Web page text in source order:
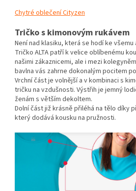
Chytré oblečení Cityzen
Tričko s kimonovým rukávem
Není nad klasiku, která se hodí ke
Tričko ALTA patří k velice oblíbenému
našimi zákaznicemi, ale i mezi
bavlna vás zahrne dokonalým pocitem
Vrchní část je volnější a v kombinaci s
tričku na vzdušnosti. Výstřih je jemný
ženám s větším dekoltem.
Dolní část již krásně přiléhá na tělo díky
který dodává kousku na pružnosti.